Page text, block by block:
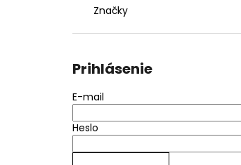
Značky
Prihlásenie
E-mail
Heslo